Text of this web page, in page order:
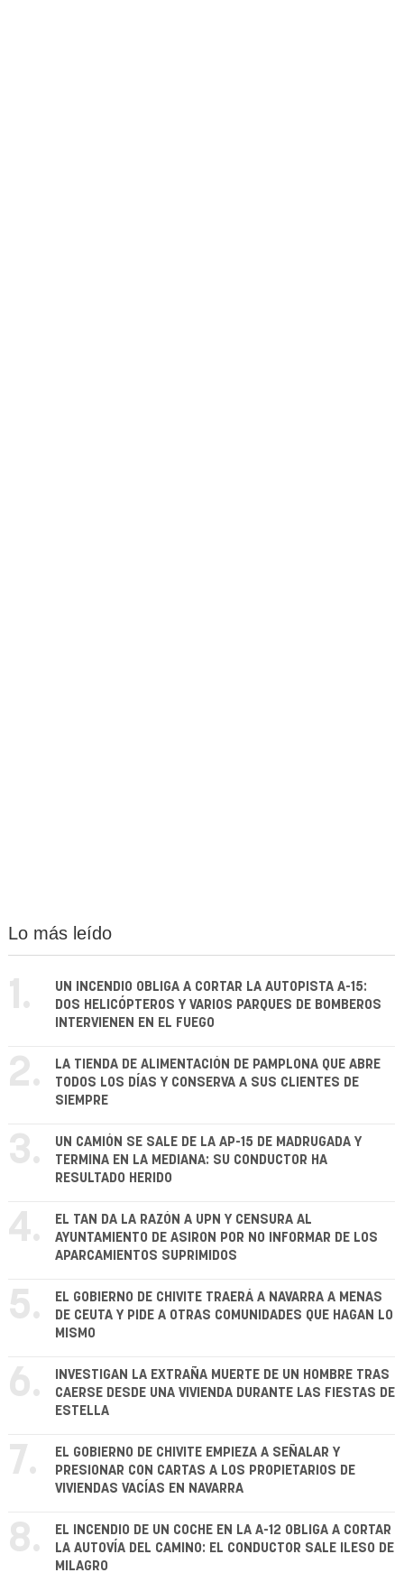
Lo más leído
1.
UN INCENDIO OBLIGA A CORTAR LA AUTOPISTA A-15:
DOS HELICÓPTEROS Y VARIOS PARQUES DE BOMBEROS
INTERVIENEN EN EL FUEGO
2.
LA TIENDA DE ALIMENTACIÓN DE PAMPLONA QUE ABRE
TODOS LOS DÍAS Y CONSERVA A SUS CLIENTES DE
SIEMPRE
3.
UN CAMIÓN SE SALE DE LA AP-15 DE MADRUGADA Y
TERMINA EN LA MEDIANA: SU CONDUCTOR HA
RESULTADO HERIDO
4.
EL TAN DA LA RAZÓN A UPN Y CENSURA AL
AYUNTAMIENTO DE ASIRON POR NO INFORMAR DE LOS
APARCAMIENTOS SUPRIMIDOS
5.
EL GOBIERNO DE CHIVITE TRAERÁ A NAVARRA A MENAS
DE CEUTA Y PIDE A OTRAS COMUNIDADES QUE HAGAN LO
MISMO
6.
INVESTIGAN LA EXTRAÑA MUERTE DE UN HOMBRE TRAS
CAERSE DESDE UNA VIVIENDA DURANTE LAS FIESTAS DE
ESTELLA
7.
EL GOBIERNO DE CHIVITE EMPIEZA A SEÑALAR Y
PRESIONAR CON CARTAS A LOS PROPIETARIOS DE
VIVIENDAS VACÍAS EN NAVARRA
8.
EL INCENDIO DE UN COCHE EN LA A-12 OBLIGA A CORTAR
LA AUTOVÍA DEL CAMINO: EL CONDUCTOR SALE ILESO DE
MILAGRO